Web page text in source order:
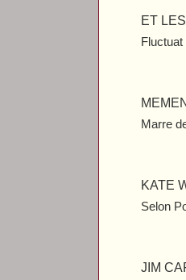
ET
Fluctuat
Marre
KATE
Selon
JIM